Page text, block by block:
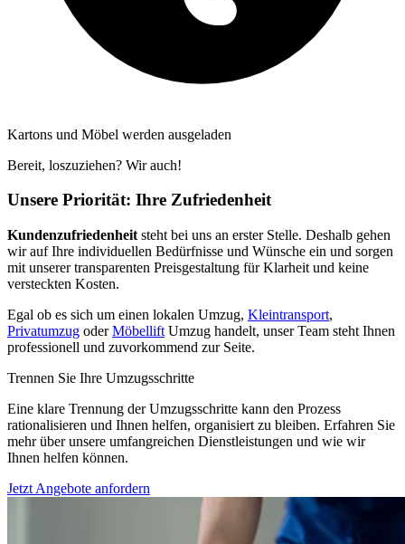
Kartons und Möbel werden ausgeladen
Bereit, loszuziehen? Wir auch!
Unsere Priorität: Ihre Zufriedenheit
Kundenzufriedenheit steht bei uns an erster Stelle. Deshalb gehen
wir auf Ihre individuellen Bedürfnisse und Wünsche ein und sorgen
mit unserer transparenten Preisgestaltung für Klarheit und keine
versteckten Kosten.
Egal ob es sich um einen lokalen Umzug, Kleintransport,
Privatumzug oderMöbellift Umzug handelt, unser Team steht Ihnen
professionell und zuvorkommend zur Seite.
Trennen Sie Ihre Umzugsschritte
Eine klare Trennung der Umzugsschritte kann den Prozess
rationalisieren und Ihnen helfen, organisiert zu bleiben. Erfahren Sie
mehr über unsere umfangreichen Dienstleistungen und wie wir
Ihnen helfen können.
Jetzt Angebote anfordern